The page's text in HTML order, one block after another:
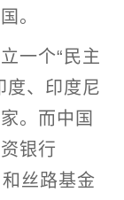
。
一个“民主
度、印度尼
。而中国
银行
丝路基金